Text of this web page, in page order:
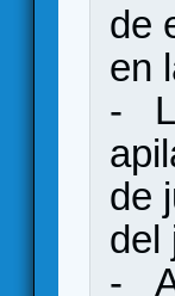
de
en
-
de
del
- A